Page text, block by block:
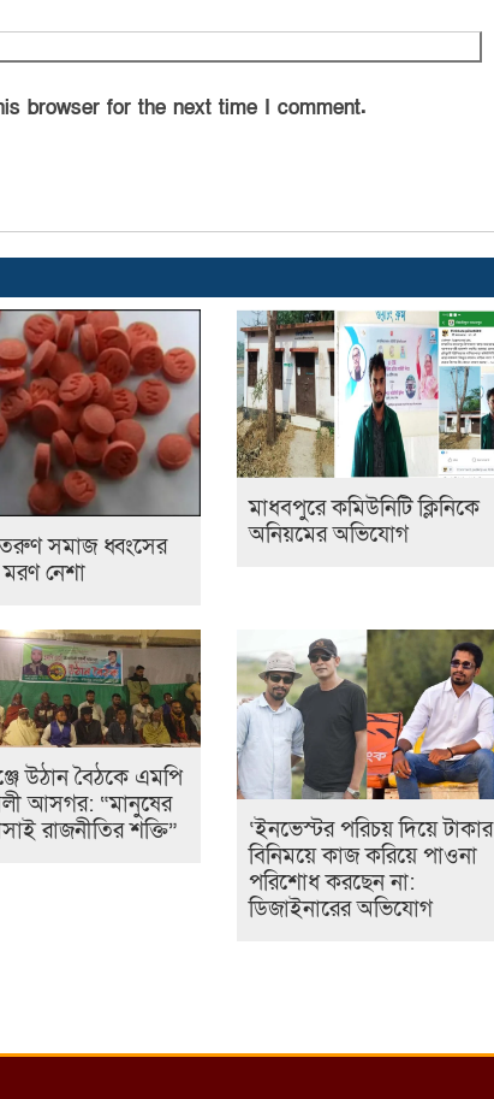
browser for the next time I comment.
সমাজ ধ্বংসের
নেশা
মাধবপুরে কমিউনিটি ক্লিনিকে
অনিয়মের অভিযোগ
উঠান বৈঠকে এমপি
আসগর: “মানুষের
রাজনীতির শক্তি”
‘ইনভেস্টর পরিচয় দিয়ে টাকার
বিনিময়ে কাজ করিয়ে পাওনা
পরিশোধ করছেন না:
ডিজাইনারের অভিযোগ